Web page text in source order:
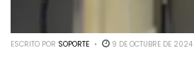
ESCRITO POR SOPORTE 9 DE OCTUBRE DE 2024